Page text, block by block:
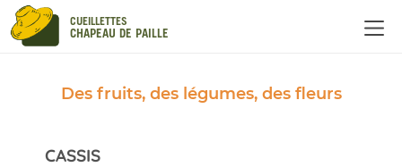
CUEILLETTES
CHAPEAU DE PAILLE
Des fruits, des légumes, des fleurs
CASSIS
Panneau de gestion des cookies